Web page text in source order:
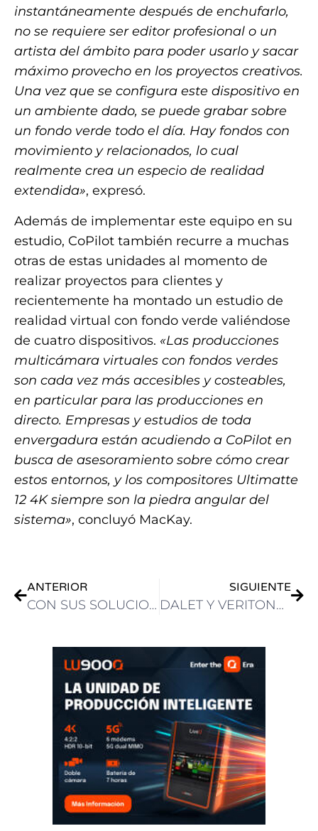
instantáneamente después de enchufarlo,
no se requiere ser editor profesional o un
artista del ámbito para poder usarlo y sacar
máximo provecho en los proyectos creativos.
Una vez que se configura este dispositivo en
un ambiente dado, se puede grabar sobre
un fondo verde todo el día. Hay fondos con
movimiento y relacionados, lo cual
realmente crea un especio de realidad
extendida», expresó.
Además de implementar este equipo en su
estudio, CoPilot también recurre a muchas
otras de estas unidades al momento de
realizar proyectos para clientes y
recientemente ha montado un estudio de
realidad virtual con fondo verde valiéndose
de cuatro dispositivos. «Las producciones
multicámara virtuales con fondos verdes
son cada vez más accesibles y costeables,
en particular para las producciones en
directo. Empresas y estudios de toda
envergadura están acudiendo a CoPilot en
busca de asesoramiento sobre cómo crear
estos entornos, y los compositores Ultimatte
12 4K siempre son la piedra angular del
sistema», concluyó MacKay.
ANTERIOR
CON SUS SOLUCIONES, TVU NETWORKS REVOLUCIONA LA COBERTURA DE LOS ACTOS ELECTORALES EN TODO EL MUNDO
SIGUIENTE
DALET Y VERITONE CIERRAN ACUERDO PARA DISTRIBUIR, REALIZAR TRANSACCIONES Y MONETIZAR ARCHIVOS MULTIMEDIA